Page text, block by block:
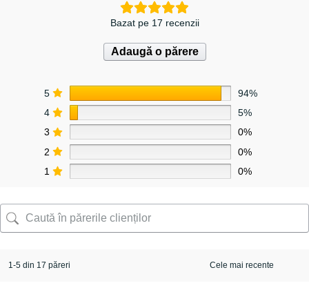
Bazat pe 17 recenzii
Adaugă o părere
5
94%
4
5%
3
0%
2
0%
1
0%
1-5 din 17 păreri